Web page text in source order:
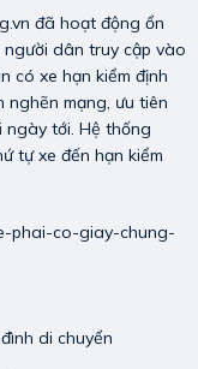
đã hoạt động ổn
người dân truy cập vào
có xe hạn kiểm định
mạng, ưu tiên
ngày tới. Hệ thống
tự xe đến hạn kiểm
phai-co-giay-chung-
di chuyển